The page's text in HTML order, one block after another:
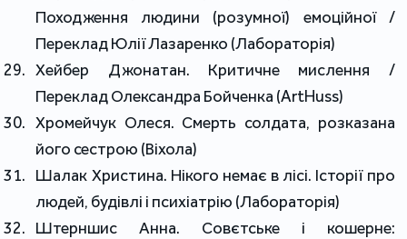
Походження людини (розумної) емоційної /
Переклад Юлії Лазаренко (Лабораторія)
Хейбер Джонатан. Критичне мислення /
Переклад Олександра Бойченка (ArtHuss)
Хромейчук Олеся. Смерть солдата, розказана
його сестрою (Віхола)
Шалак Христина. Нікого немає в лісі. Історії про
людей, будівлі і психіатрію (Лабораторія)
Штерншис Анна. Совєтське і кошерне: